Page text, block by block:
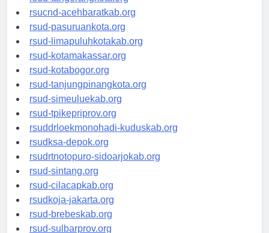
rsud-tangerangkota.org
rsucnd-acehbaratkab.org
rsud-pasuruankota.org
rsud-limapuluhkotakab.org
rsud-kotamakassar.org
rsud-kotabogor.org
rsud-tanjungpinangkota.org
rsud-simeuluekab.org
rsud-tpikepriprov.org
rsuddrloekmonohadi-kuduskab.org
rsudksa-depok.org
rsudrtnotopuro-sidoarjokab.org
rsud-sintang.org
rsud-cilacapkab.org
rsudkoja-jakarta.org
rsud-brebeskab.org